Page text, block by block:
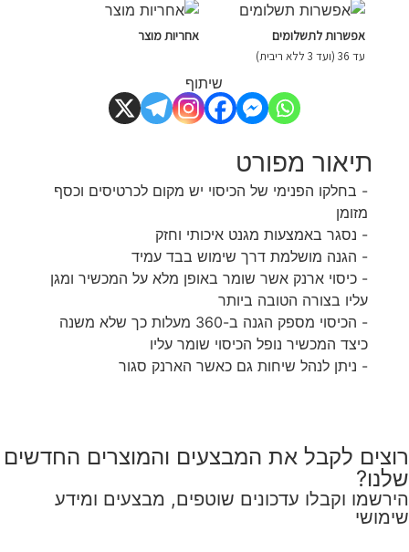
אפשרות לתשלומים
עד 36 (ועד 3 ללא ריבית)
אחריות מוצר
שיתוף
תיאור מפורט
- בחלקו הפנימי של הכיסוי יש מקום לכרטיסים וכסף
מזומן
- נסגר באמצעות מגנט איכותי וחזק
- הגנה מושלמת דרך שימוש בבד עמיד
- כיסוי ארנק אשר שומר באופן מלא על המכשיר ומגן
עליו בצורה הטובה ביותר
- הכיסוי מספק הגנה ב-360 מעלות כך שלא משנה
כיצד המכשיר נופל הכיסוי שומר עליו
- ניתן לנהל שיחות גם כאשר הארנק סגור
רוצים לקבל את המבצעים והמוצרים החדשים
שלנו?
הירשמו וקבלו עדכונים שוטפים, מבצעים ומידע
שימושי